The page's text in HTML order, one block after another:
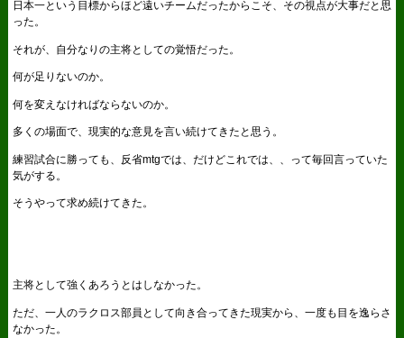
日本一という目標からほど遠いチームだったからこそ、その視点が大事だと思
った。
それが、自分なりの主将としての覚悟だった。
何が足りないのか。
何を変えなければならないのか。
多くの場面で、現実的な意見を言い続けてきたと思う。
練習試合に勝っても、反省mtgでは、だけどこれでは、、って毎回言っていた
気がする。
そうやって求め続けてきた。
主将として強くあろうとはしなかった。
ただ、一人のラクロス部員として向き合ってきた現実から、一度も目を逸らさ
なかった。